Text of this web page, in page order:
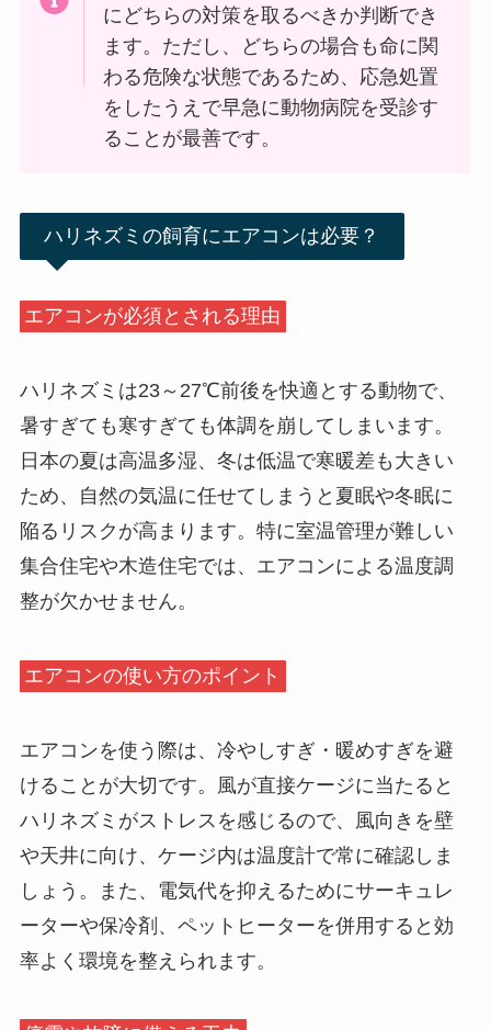
にどちらの対策を取るべきか判断でき
ます。ただし、どちらの場合も命に関
わる危険な状態であるため、応急処置
をしたうえで早急に動物病院を受診す
ることが最善です。
ハリネズミの飼育にエアコンは必要？
エアコンが必須とされる理由
ハリネズミは23～27℃前後を快適とする動物で、
暑すぎても寒すぎても体調を崩してしまいます。
日本の夏は高温多湿、冬は低温で寒暖差も大きい
ため、自然の気温に任せてしまうと夏眠や冬眠に
陥るリスクが高まります。特に室温管理が難しい
集合住宅や木造住宅では、エアコンによる温度調
整が欠かせません。
エアコンの使い方のポイント
エアコンを使う際は、冷やしすぎ・暖めすぎを避
けることが大切です。風が直接ケージに当たると
ハリネズミがストレスを感じるので、風向きを壁
や天井に向け、ケージ内は温度計で常に確認しま
しょう。また、電気代を抑えるためにサーキュレ
ーターや保冷剤、ペットヒーターを併用すると効
率よく環境を整えられます。